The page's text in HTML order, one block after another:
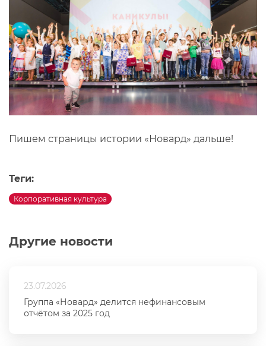
Другие новости
23.07.2026
Группа «Новард» делится нефинансовым
отчётом за 2025 год
Пишем страницы истории «Новард» дальше!
Теги:
Корпоративная культура